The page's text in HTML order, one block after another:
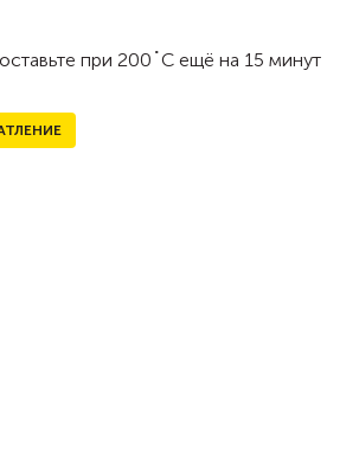
при 200˚C ещё на 15 минут